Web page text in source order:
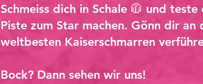
Schmeiss dich in Schale 🧥 und
Piste zum Star machen. Gönn dir
weltbesten Kaiserschmarren
Bock? Dann sehen wir uns!